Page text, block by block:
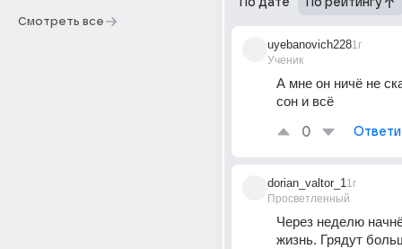
Смотреть все
uyebanovich228
Ученик
1г
А мне он ничё не
сон и всё
0
dorian_valtor_1
Просветленный
1г
Через неделю
жизнь. Грядут